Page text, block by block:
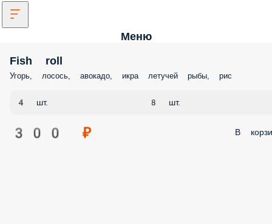
Меню
Fish roll
Угорь, лосось, авокадо, икра летучей рыбы, рис
4 шт. 8 шт.
300 ₽ В